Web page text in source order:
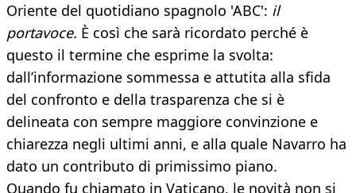
Oriente del quotidiano spagnolo 'ABC': il
portavoce. È così che sarà ricordato perché è
questo il termine che esprime la svolta:
dall’informazione sommessa e attutita alla sfida
del confronto e della trasparenza che si è
delineata con sempre maggiore convinzione e
chiarezza negli ultimi anni, e alla quale Navarro ha
dato un contributo di primissimo piano.
Quando fu chiamato in Vaticano, le novità non si